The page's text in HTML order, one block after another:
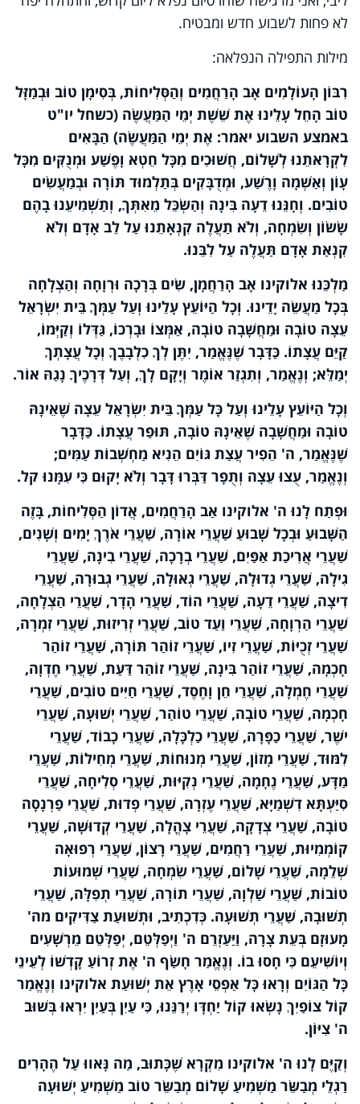
לא פחות לשבוע חדש ומבטיח.
מילות התפילה הנפלאה:
רִבּוֹן הָעוֹלָמִים אָב הָרַחֲמִים וְהַסְּלִיחוֹת, בְּסִימָן טוֹב וּבְמַזָּל
טוֹב הָחֵל עָלֵינוּ אֶת שֵׁשֶׁת יְמֵי הַמַּעֲשֶׂה (כשחל יו"ט
באמצע השבוע יאמר: אֶת יְמֵי הַמַּעֲשֶׂה) הַבָּאִים
לִקְרָאתֵנוּ לְשָׁלוֹם, חֲשׁוּכִים מִכָּל חֵטְא וָפֶשַׁע וּמְנֻקִּים מִכָּל
עָוֹן וְאַשְׁמָה וָרֶשַׁע, וּמְדֻבָּקִים בְּתַלְמוּד תּוֹרָה וּבְמַעֲשִׂים
טוֹבִים. וְחָנֵּנוּ דֵעָה בִּינָה וְהַשְׂכֵּל מֵאִתְּךָ, וְתַשְׁמִיעֵנוּ בָהֶם
שָׂשׂוֹן וְשִׂמְחָה, וְלֹא תַעֲלֶה קִנְאָתֵנוּ עַל לֵב אָדָם וְלֹא
קִנְאַת אָדָם תַּעֲלֶה עַל לִבֵּנוּ.
מַלְכֵּנוּ אלוקינו אָב הָרַחֲמָן, שִׂים בְּרָכָה וּרְוָחָה וְהַצְלָחָה
בְּכָל מַעֲשֵׂה יָדֵינוּ. וְכָל הַיּוֹעֵץ עָלֵינוּ וְעַל עַמְּךָ בֵּית יִשְׂרָאֵל
עֵצָה טוֹבָה וּמַחֲשָׁבָה טוֹבָה, אַמְּצוֹ וּבָרְכוֹ, גַּדְּלוֹ וְקַיְּמוֹ,
קַיֵּם עֲצָתוֹ. כַּדָּבָר שֶׁנֶּאֱמַר, יִתֶּן לְךָ כִלְבָבֶךָ וְכָל עֲצָתְךָ
יְמַלֵּא; וְנֶאֱמַר, וְתִגְזַר אוֹמֶר וְיָקָם לָךְ, וְעַל דְּרָכֶיךָ נָגַהּ אוֹר.
וְכָל הַיּוֹעֵץ עָלֵינוּ וְעַל כָּל עַמְּךָ בֵּית יִשְׂרָאֵל עֵצָה שֶׁאֵינָהּ
טוֹבָה וּמַחֲשָׁבָה שֶׁאֵינָהּ טוֹבָה, תּוּפַר עֲצָתוֹ. כַּדָּבָר
שֶׁנֶּאֱמַר, ה' הֵפִיר עֲצַת גּוֹיִם הֵנִיא מַחְשְׁבוֹת עַמִּים;
וְנֶאֱמַר, עֻצוּ עֵצָה וְתֻפָר דַּבְּרוּ דָּבָר וְלֹא יָקוּם כִּי עִמָּנוּ קל.
וּפְתַח לָנוּ ה' אלוקינו אַב הָרַחֲמִים, אֲדוֹן הַסְּלִיחוֹת, בָּזֶה
הַשָּׁבוּעַ וּבְכָל שָׁבוּעַ שַׁעֲרֵי אוֹרָה, שַׁעֲרֵי אֹרֶךְ יָמִים וְשָׁנִים,
שַׁעֲרֵי אֲרִיכַת אַפַּיִם, שַׁעֲרֵי בְרָכָה, שַׁעֲרֵי בִינָה, שַׁעֲרֵי
גִילָה, שַׁעֲרֵי גְדוּלָה, שַׁעֲרֵי גְאוּלָה, שַׁעֲרֵי גְבוּרָה, שַׁעֲרֵי
דִיצָה, שַׁעֲרֵי דֵעָה, שַׁעֲרֵי הוֹד, שַׁעֲרֵי הָדָר, שַׁעֲרֵי הַצְלָחָה,
שַׁעֲרֵי הַרְוָחָה, שַׁעֲרֵי וַעַד טוֹב, שַׁעֲרֵי זְרִיזוּת, שַׁעֲרֵי זִמְרָה,
שַׁעֲרֵי זְכֻיּוֹת, שַׁעֲרֵי זִיו, שַׁעֲרֵי זוֹהַר תּוֹרָה, שַׁעֲרֵי זוֹהַר
חָכְמָה, שַׁעֲרֵי זוֹהַר בִּינָה, שַׁעֲרֵי זוֹהַר דַּעַת, שַׁעֲרֵי חֶדְוָה,
שַׁעֲרֵי חֶמְלָה, שַׁעֲרֵי חֵן וָחֶסֶד, שַׁעֲרֵי חַיִּים טוֹבִים, שַׁעֲרֵי
חָכְמָה, שַׁעֲרֵי טוֹבָה, שַׁעֲרֵי טוֹהַר, שַׁעֲרֵי יְשׁוּעָה, שַׁעֲרֵי
ישֶׁר, שַׁעֲרֵי כַפָּרָה, שַׁעֲרֵי כַלְכָּלָה, שַׁעֲרֵי כָבוֹד, שַׁעֲרֵי
לִמּוּד, שַׁעֲרֵי מָזוֹן, שַׁעֲרֵי מְנוּחוֹת, שַׁעֲרֵי מְחִילוֹת, שַׁעֲרֵי
מַדָּע, שַׁעֲרֵי נֶחָמָה, שַׁעֲרֵי נְקִיּוּת, שַׁעֲרֵי סְלִיחָה, שַׁעֲרֵי
סִיַּעְתָּא דִשְׁמַיָּא, שַׁעֲרֵי עֶזְרָה, שַׁעֲרֵי פְדוּת, שַׁעֲרֵי פַרְנָסָה
טוֹבָה, שַׁעֲרֵי צְדָקָה, שַׁעֲרֵי צָהֳלָה, שַׁעֲרֵי קְדוּשָׁה, שַׁעֲרֵי
קוֹמְמִיוּת, שַׁעֲרֵי רַחֲמִים, שַׁעֲרֵי רָצוֹן, שַׁעֲרֵי רְפוּאָה
שְׁלֵמָה, שַׁעֲרֵי שָׁלוֹם, שַׁעֲרֵי שִׂמְחָה, שַׁעֲרֵי שְׁמוּעוֹת
טוֹבוֹת, שַׁעֲרֵי שַׁלְוָה, שַׁעֲרֵי תוֹרָה, שַׁעֲרֵי תְפִלָּה, שַׁעֲרֵי
תְשׁוּבָה, שַׁעֲרֵי תְשׁוּעָה. כְּדִכְתִיב, וּתְשׁוּעַת צַדִּיקִים מה'
מָעוּזָם בְּעֵת צָרָה, וַיַּעַזְרֵם ה' וַיְפַלְּטֵם, יְפַלְּטֵם מֵרְשָׁעִים
וְיוֹשִׁיעֵם כִּי חָסוּ בוֹ. וְנֶאֱמַר חָשַׂף ה' אֶת זְרוֹעַ קָדְשׁוֹ לְעֵינֵי
כָּל הַגּוֹיִם וְרָאוּ כָּל אַפְסֵי אָרֶץ אֵת יְשׁוּעַת אלוקינו וְנֶאֱמַר
קוֹל צוֹפַיִךְ נָשְׂאוּ קוֹל יַחְדָּו יְרַנֵּנוּ, כִּי עַיִן בְּעַיִן יִרְאוּ בְּשׁוּב
ה' צִיּוֹן.
וְקַיֶּם לָנוּ ה' אלוקינו מִקְרָא שֶׁכָּתוּב, מַה נָּאווּ עַל הֶהָרִים
רַגְלֵי מְבַשֵּׂר מַשְׁמִיעַ שָׁלוֹם מְבַשֵּׂר טוֹב מַשְׁמִיעַ יְשׁוּעָה